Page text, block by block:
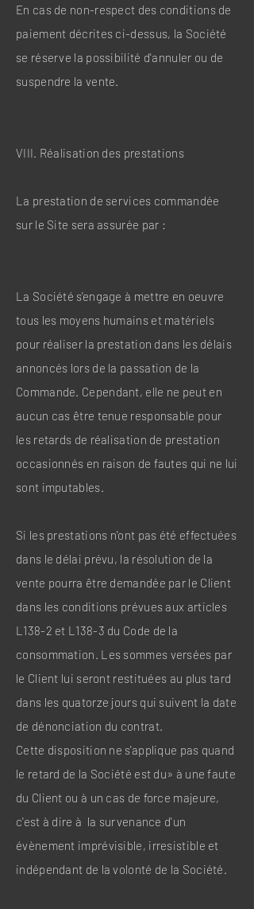
En cas de non-respect des conditions de
paiement décrites ci-dessus, la Société
se réserve la possibilité d'annuler ou de
suspendre la vente.
VIII. Réalisation des prestations
La prestation de services commandée
sur le Site sera assurée par :
La Société s'engage à mettre en oeuvre
tous les moyens humains et matériels
pour réaliser la prestation dans les délais
annoncés lors de la passation de la
Commande. Cependant, elle ne peut en
aucun cas être tenue responsable pour
les retards de réalisation de prestation
occasionnés en raison de fautes qui ne lui
sont imputables.
Si les prestations n'ont pas été effectuées
dans le délai prévu, la résolution de la
vente pourra être demandée par le Client
dans les conditions prévues aux articles
L138-2 et L138-3 du Code de la
consommation. Les sommes versées par
le Client lui seront restituées au plus tard
dans les quatorze jours qui suivent la date
de dénonciation du contrat.
Cette disposition ne s'applique pas quand
le retard de la Société est du» à une faute
du Client ou à un cas de force majeure,
c'est à dire à la survenance d'un
évènement imprévisible, irresistible et
indépendant de la volonté de la Société.